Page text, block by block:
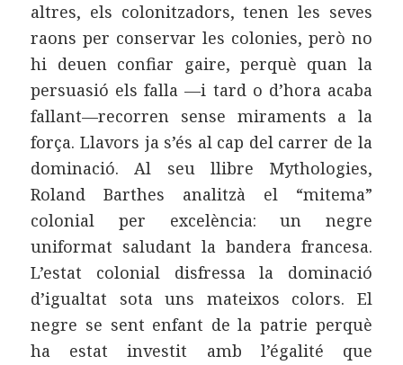
altres, els colonitzadors, tenen les seves
raons per conservar les colonies, però no
hi deuen confiar gaire, perquè quan la
persuasió els falla —i tard o d’hora acaba
fallant—recorren sense miraments a la
força. Llavors ja s’és al cap del carrer de la
dominació. Al seu llibre Mythologies,
Roland Barthes analitzà el “mitema”
colonial per excelència: un negre
uniformat saludant la bandera francesa.
L’estat colonial disfressa la dominació
d’igualtat sota uns mateixos colors. El
negre se sent enfant de la patrie perquè
ha estat investit amb l’égalité que